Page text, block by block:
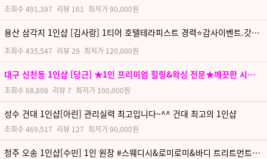
최저가90,000원
리뷰 161
조회수491,397
용산 삼각지 1인샵 [김사랑] 1티어 호텔테라피스트 경력⭐감사이벤트.갓성비⭐품격있는 고급이미지⭐용산 핫플레이스
최저가 120,000원
리뷰29
조회수435,547
대구 신천동 1인샵 [당근] ★1인 프리미엄 힐링&왁싱 전문★깨끗한 시설과 프라이빗한 분위기, 완성도 높은 케어
최저가 100,000원
리뷰7
조회수68,808
성수 건대 1인샵[아린] 관리실력 최고입니다~^^ 건대 최고의 1인샵
최저가90,000원
리뷰 127
조회수469,517
청주 오송 1인샵[수민] 1인 원장 #스웨디시&로미로미&바디 트리트먼트&림프순환 관리 #테라피&왁싱